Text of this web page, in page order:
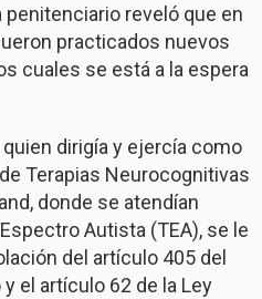
reveló que en
practicados nuevos
cuales se está a la espera
dirigía y ejercía como
Terapias Neurocognitivas
donde se atendían
Autista (TEA), se le
del artículo 405 del
el artículo 62 de la Ley